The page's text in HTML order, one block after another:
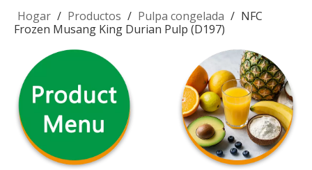
Hogar / Productos / Pulpa congelada / NFC
Frozen Musang King Durian Pulp (D197)